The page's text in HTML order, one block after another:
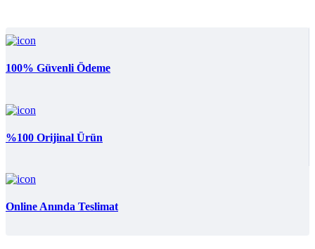
100% Güvenli Ödeme
%100 Orijinal Ürün
Online Anında Teslimat